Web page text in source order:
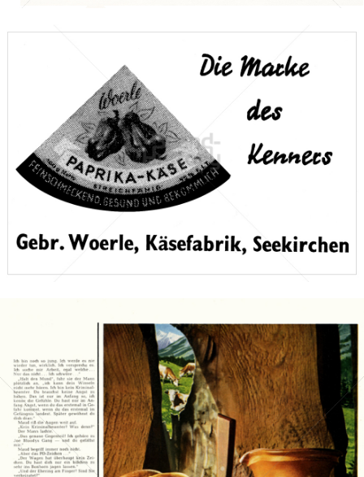
WOERLE KÄSESPEZIALITÄTEN
Gebrüder Woerle Ges.m.b.H.